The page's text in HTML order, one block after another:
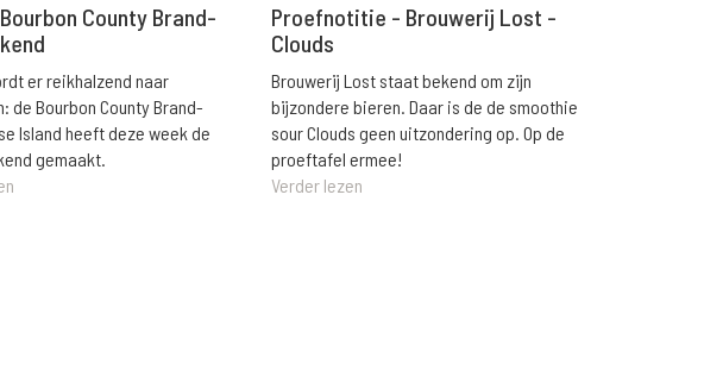
County Brand-
er reikhalzend naar
de Bourbon County Brand-
Island heeft deze week de
gemaakt.
Proefnotitie - Brouwerij Lost -
Clouds
Brouwerij Lost staat bekend om zijn
bijzondere bieren. Daar is de de smoothie
sour Clouds geen uitzondering op. Op de
proeftafel ermee!
Verder lezen